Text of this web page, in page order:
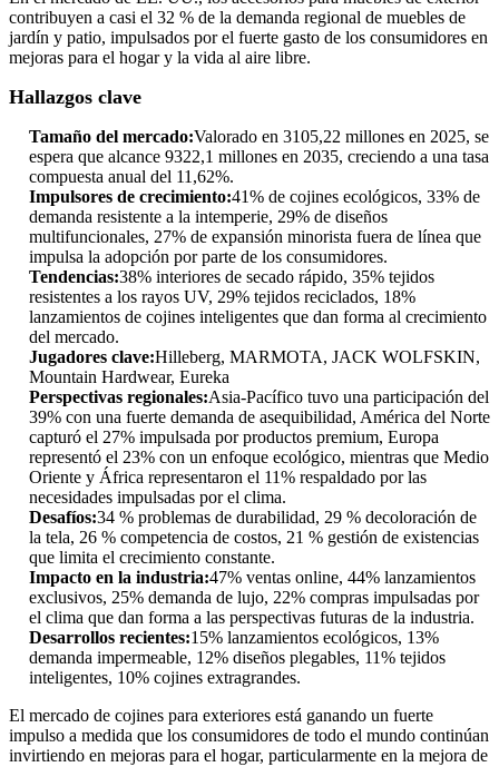
contribuyen a casi el 32 % de la demanda regional de muebles de
jardín y patio, impulsados ​​por el fuerte gasto de los consumidores en
mejoras para el hogar y la vida al aire libre.
Hallazgos clave
Tamaño del mercado:Valorado en 3105,22 millones en 2025, se
espera que alcance 9322,1 millones en 2035, creciendo a una tasa
compuesta anual del 11,62%.
Impulsores de crecimiento:41% de cojines ecológicos, 33% de
demanda resistente a la intemperie, 29% de diseños
multifuncionales, 27% de expansión minorista fuera de línea que
impulsa la adopción por parte de los consumidores.
Tendencias:38% interiores de secado rápido, 35% tejidos
resistentes a los rayos UV, 29% tejidos reciclados, 18%
lanzamientos de cojines inteligentes que dan forma al crecimiento
del mercado.
Jugadores clave:Hilleberg, MARMOTA, JACK WOLFSKIN,
Mountain Hardwear, Eureka
Perspectivas regionales:Asia-Pacífico tuvo una participación del
39% con una fuerte demanda de asequibilidad, América del Norte
capturó el 27% impulsada por productos premium, Europa
representó el 23% con un enfoque ecológico, mientras que Medio
Oriente y África representaron el 11% respaldado por las
necesidades impulsadas por el clima.
Desafíos:34 % problemas de durabilidad, 29 % decoloración de
la tela, 26 % competencia de costos, 21 % gestión de existencias
que limita el crecimiento constante.
Impacto en la industria:47% ventas online, 44% lanzamientos
exclusivos, 25% demanda de lujo, 22% compras impulsadas por
el clima que dan forma a las perspectivas futuras de la industria.
Desarrollos recientes:15% lanzamientos ecológicos, 13%
demanda impermeable, 12% diseños plegables, 11% tejidos
inteligentes, 10% cojines extragrandes.
El mercado de cojines para exteriores está ganando un fuerte
impulso a medida que los consumidores de todo el mundo continúan
invirtiendo en mejoras para el hogar, particularmente en la mejora de